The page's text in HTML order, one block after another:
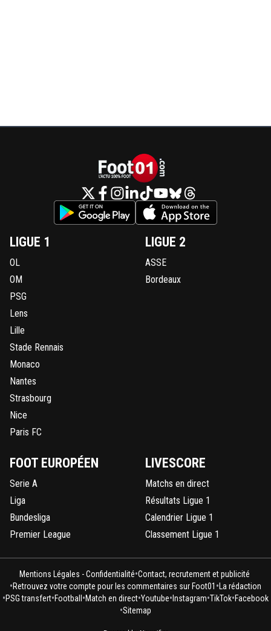
LIGUE 1
OL
OM
PSG
Lens
Lille
Stade Rennais
Monaco
Nantes
Strasbourg
Nice
Paris FC
LIGUE 2
ASSE
Bordeaux
FOOT EUROPÉEN
Serie A
Liga
Bundesliga
Premier League
LIVESCORE
Matchs en direct
Résultats Ligue 1
Calendrier Ligue 1
Classement Ligue 1
Mentions Légales - Confidentialité•Contact, recrutement et publicité
•Retrouvez votre compte pour les commentaires sur Foot01 •La rédaction
•PSG transfert•Football •Match en direct•Youtube• Instagram•TikTok•Facebook
•Sitemap